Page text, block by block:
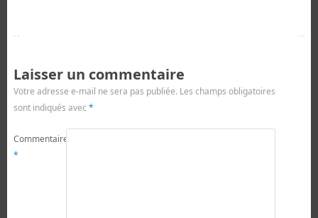
Laisser un commentaire
Votre adresse e-mail ne sera pas publiée. Les champs obligatoires
sont indiqués avec *
Commentaire
*